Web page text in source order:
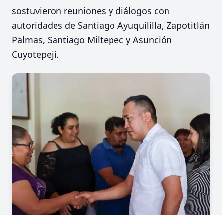
sostuvieron reuniones y diálogos con
autoridades de Santiago Ayuquililla, Zapotitlán
Palmas, Santiago Miltepec y Asunción
Cuyotepeji.